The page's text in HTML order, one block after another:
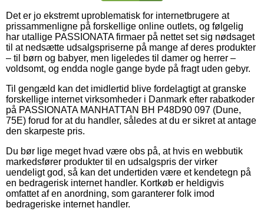
Det er jo ekstremt uproblematisk for internetbrugere at
prissammenligne på forskellige online outlets, og følgelig
har utallige PASSIONATA firmaer på nettet set sig nødsaget
til at nedsætte udsalgspriserne på mange af deres produkter
– til børn og babyer, men ligeledes til damer og herrer –
voldsomt, og endda nogle gange byde på fragt uden gebyr.
Til gengæld kan det imidlertid blive fordelagtigt at granske
forskellige internet virksomheder i Danmark efter rabatkoder
på PASSIONATA MANHATTAN BH P48D90 097 (Dune,
75E) forud for at du handler, således at du er sikret at antage
den skarpeste pris.
Du bør lige meget hvad være obs på, at hvis en webbutik
markedsfører produkter til en udsalgspris der virker
uendeligt god, så kan det undertiden være et kendetegn på
en bedragerisk internet handler. Kortkøb er heldigvis
omfattet af en anordning, som garanterer folk imod
bedrageriske internet handler.